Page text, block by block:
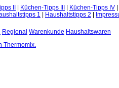
II Küchen-Tipps III Küchen-Tipps IV
1 Haushaltstipps 2
Regional Warenkunde Haushaltswaren
Thermomix.